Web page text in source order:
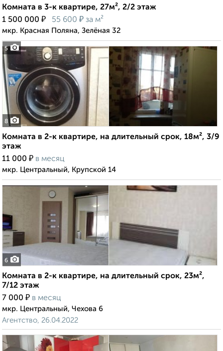
5
Комната в 3-к квартире, 27м², 2/2 этаж
1 500 000 ₽ 55 600 ₽ за м²
мкр. Красная Поляна, Зелёная 32
8
Комната в 2-к квартире, на длительный срок, 18м², 3/9
этаж
11 000 ₽ в месяц
мкр. Центральный, Крупской 14
6
Комната в 2-к квартире, на длительный срок, 23м²,
7/12 этаж
7 000 ₽ в месяц
мкр. Центральный, Чехова 6
Агентство, 26.04.2022